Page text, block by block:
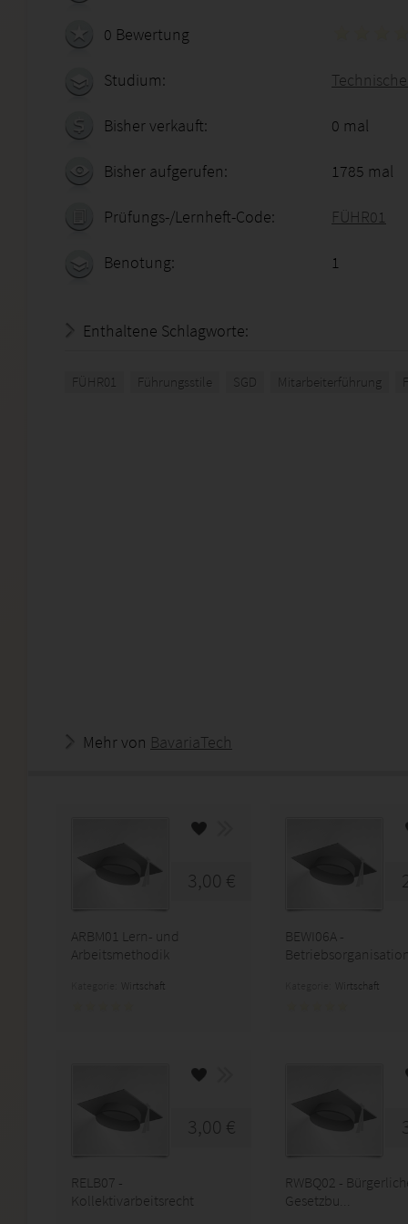
0 Bewertung
Studium:
Bisher verkauft: 0 mal
Bisher aufgerufen: 1785 mal
Prüfungs-/Lernheft-Code: FÜHR01
Benotung: 1
Enthaltene Schlagworte:
FÜHR01 Führungsstile SGD Mitarbeiterführung
Mehr von BavariaTech
3,00 €
ARBM01 Lern- und
Arbeitsmethodik
Wirtschaft
BEWI06A -
Wirtschaft
3,00 €
RELB07 -
Kollektivarbeitsrecht
RWBQ02 -
Gesetzbu...